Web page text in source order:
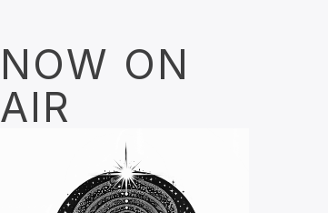
NOW ON
AIR